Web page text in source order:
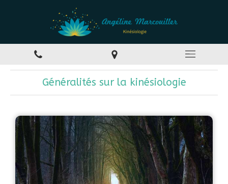
Généralités sur la kinésiologie